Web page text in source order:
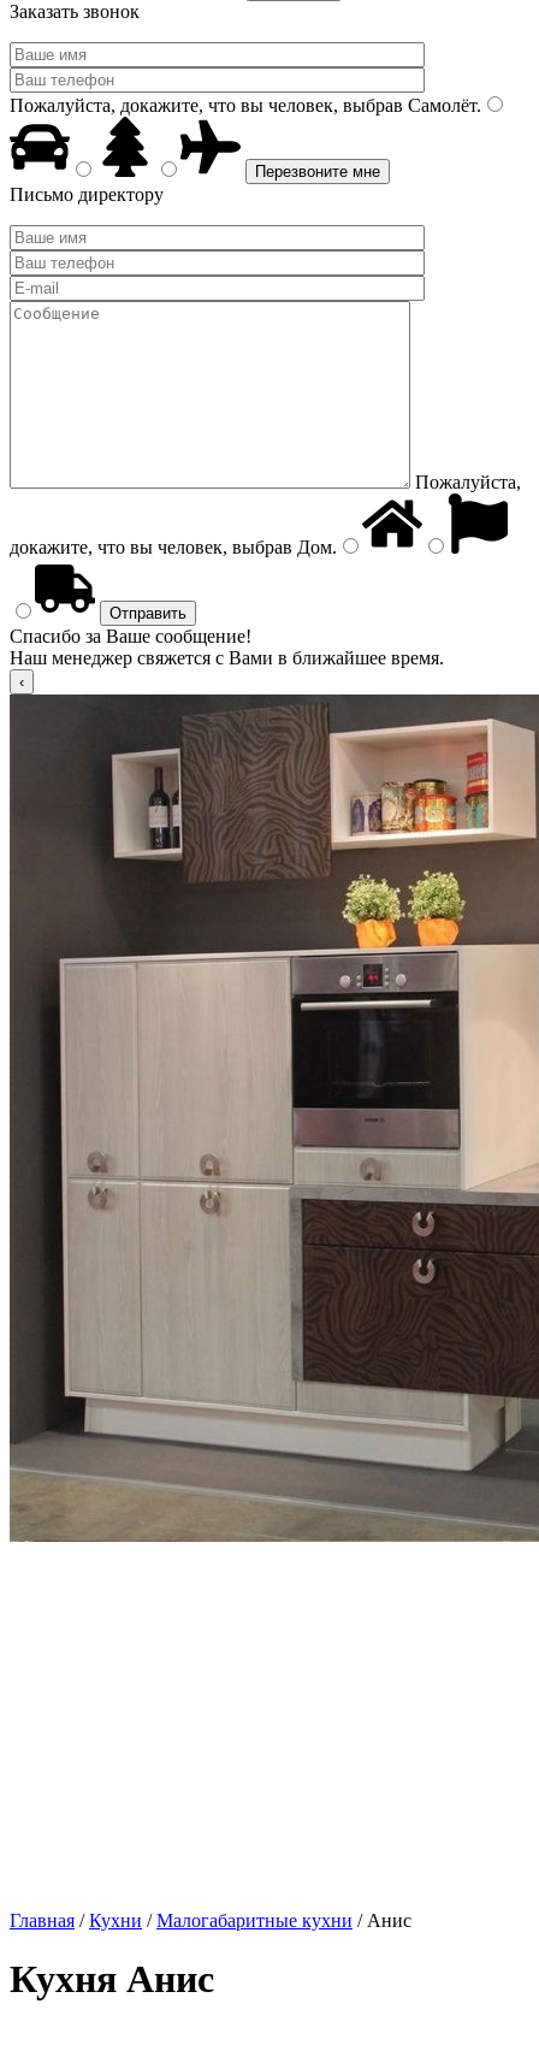
Заказать звонок
Пожалуйста, докажите, что вы человек, выбрав Самолёт.
Письмо директору
Пожалуйста,
докажите, что вы человек, выбрав Дом.
Спасибо за Ваше сообщение!
Наш менеджер свяжется с Вами в ближайшее время.
Главная /Кухни /Малогабаритные кухни / Анис
Кухня Анис